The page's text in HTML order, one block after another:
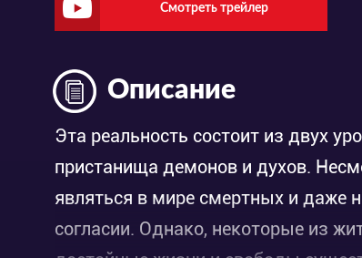
Смотреть трейлер
Описание
Эта реальность состоит из двух
пристанища демонов и духов.
являться в мире смертных и даже
согласии. Однако, некоторые из